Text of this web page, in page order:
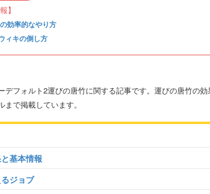
】
効率的なやり方
ィキの倒し方
デフォルト2運びの唐竹に関する記事です。運びの唐竹の
まで掲載しています。
基本情報
ジョブ